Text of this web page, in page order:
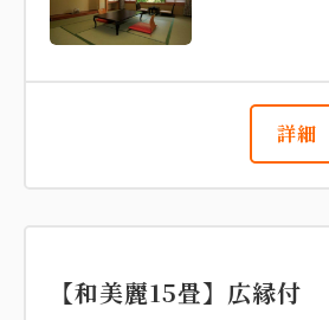
詳細
【和美麗15畳】広縁付